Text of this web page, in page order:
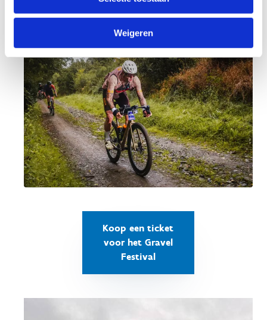
Weigeren
Koop een ticket
voor het Gravel
Festival